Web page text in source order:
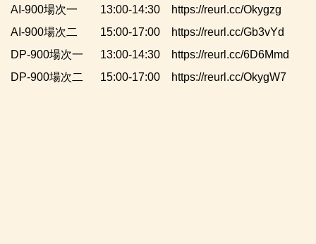
AI-900場次一
13:00-14:30
https://reurl.cc/Okygzg
AI-900場次二
15:00-17:00
https://reurl.cc/Gb3vYd
DP-900場次一
13:00-14:30
https://reurl.cc/6D6Mmd
DP-900場次二
15:00-17:00 https://reurl.cc/OkygW7